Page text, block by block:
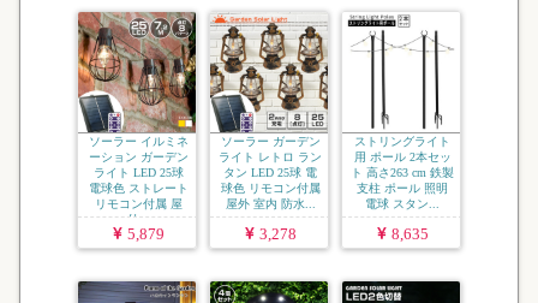
ソーラー イルミネ
ーション ガーデン
ライト LED 25球
電球色 ストレート
リモコン付属 屋
外...
5,879
ソーラー ガーデン
ライト レトロ ラン
タン LED 25球 電
球色 リモコン付属
屋外 室内 防水...
3,278
ストリングライト
用 ポール 2本セッ
ト 高さ263 cm 鉄製
支柱 ポール 照明
電球 スタン...
8,635